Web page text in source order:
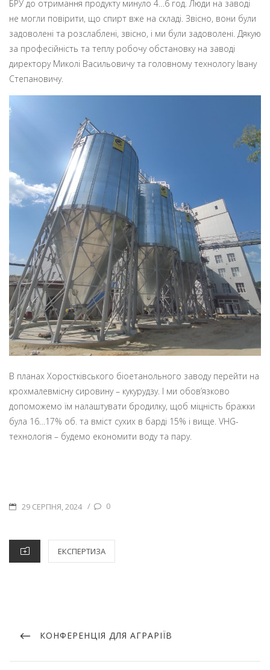
БРУ до отримання продукту минуло 4…6 год. Люди на заводі
не могли повірити, що спирт вже на складі. Звісно, вони були
задоволені та розслаблені, звісно, і ми були задоволені. Дякую
за професійність та теплу робочу обстановку на заводі
директору Миколі Васильовичу та головному технологу Івану
Степановичу.
В планах Хоростківського біоетанольного заводу перейти на
крохмалевмісну сировину – кукурудзу. І ми обов’язково
допоможемо їм налаштувати бродилку, щоб міцність бражки
була 16…17% об. та вміст сухих в барді 15% і вище. VHG-
технологія – будемо економити воду та пару.
POSTED
29 СЕРПНЯ, 2024 / 0
CATEGORIES
ЕКСПЕРТИЗА
navigation
PREVIOUS
КОНФЕРЕНЦІЯ ДЛЯ АГРАРІЇВ